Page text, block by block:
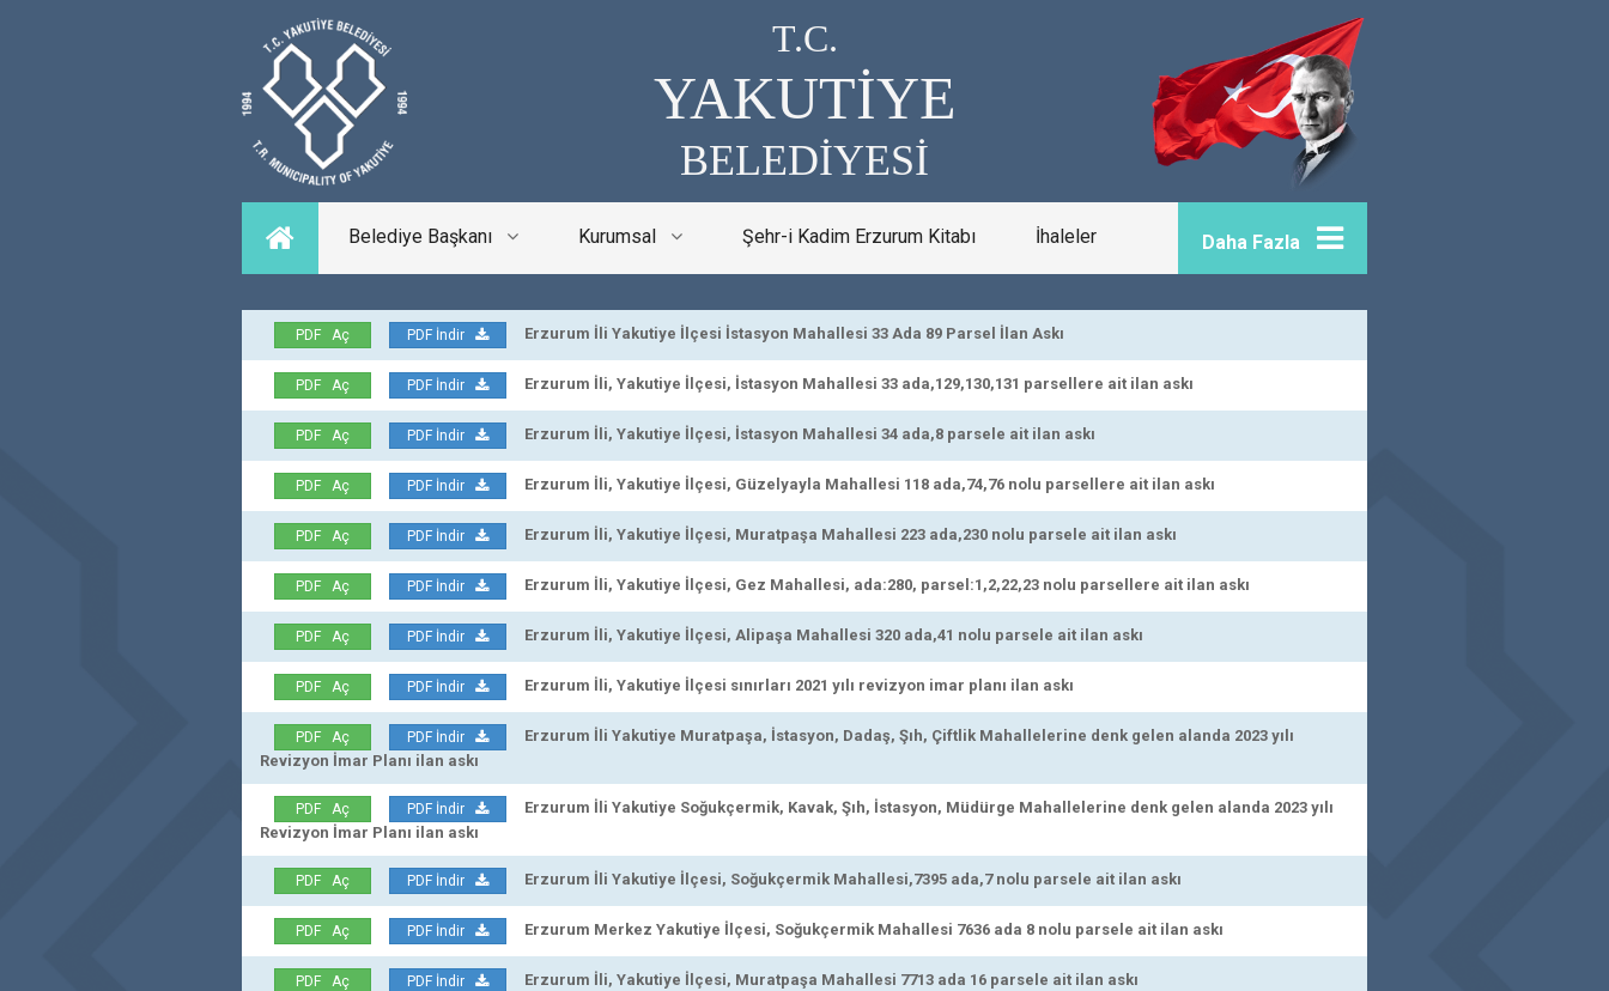
T.C.
YAKUTİYE
BELEDİYESİ
Belediye Başkanı Kurumsal Şehr-i Kadim Erzurum Kitabı İhaleler Daha Fazla
PDF Aç PDF İndir Erzurum İli Yakutiye İlçesi İstasyon Mahallesi 33 Ada 89 Parsel İlan Askı
PDF Aç PDF İndir Erzurum İli, Yakutiye İlçesi, İstasyon Mahallesi 33 ada,129,130,131 parsellere ait ilan askı
PDF Aç PDF İndir Erzurum İli, Yakutiye İlçesi, İstasyon Mahallesi 34 ada,8 parsele ait ilan askı
PDF Aç PDF İndir Erzurum İli, Yakutiye İlçesi, Güzelyayla Mahallesi 118 ada,74,76 nolu parsellere ait ilan askı
PDF Aç PDF İndir Erzurum İli, Yakutiye İlçesi, Muratpaşa Mahallesi 223 ada,230 nolu parsele ait ilan askı
PDF Aç PDF İndir Erzurum İli, Yakutiye İlçesi, Gez Mahallesi, ada:280, parsel:1,2,22,23 nolu parsellere ait ilan askı
PDF Aç PDF İndir Erzurum İli, Yakutiye İlçesi, Alipaşa Mahallesi 320 ada,41 nolu parsele ait ilan askı
PDF Aç PDF İndir Erzurum İli, Yakutiye İlçesi sınırları 2021 yılı revizyon imar planı ilan askı
PDF Aç PDF İndir
Erzurum İli Yakutiye Muratpaşa, İstasyon, Dadaş, Şıh, Çiftlik Mahallelerine denk gelen alanda 2023 yılı
Revizyon İmar Planı ilan askı
PDF Aç PDF İndir
Erzurum İli Yakutiye Soğukçermik, Kavak, Şıh, İstasyon, Müdürge Mahallelerine denk gelen alanda 2023 yılı
Revizyon İmar Planı ilan askı
PDF Aç PDF İndir Erzurum İli Yakutiye İlçesi, Soğukçermik Mahallesi,7395 ada,7 nolu parsele ait ilan askı
PDF Aç PDF İndir Erzurum Merkez Yakutiye İlçesi, Soğukçermik Mahallesi 7636 ada 8 nolu parsele ait ilan askı
PDF Aç PDF İndir Erzurum İli, Yakutiye İlçesi, Muratpaşa Mahallesi 7713 ada 16 parsele ait ilan askı